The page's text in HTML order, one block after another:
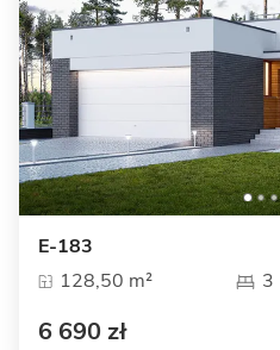
E-183
128,50 m²
3
6 690 zł